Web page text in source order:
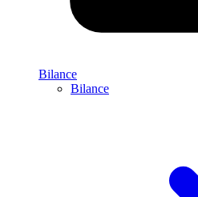
Bilance
Bilance